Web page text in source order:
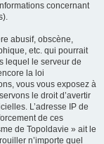
concernant
abusif, obscène,
etc. qui pourrait
lequel le serveur de
la loi
vous vous exposez à
le droit d’avertir
L’adresse IP de
de ces
de Topoldavie » ait le
n’importe quel